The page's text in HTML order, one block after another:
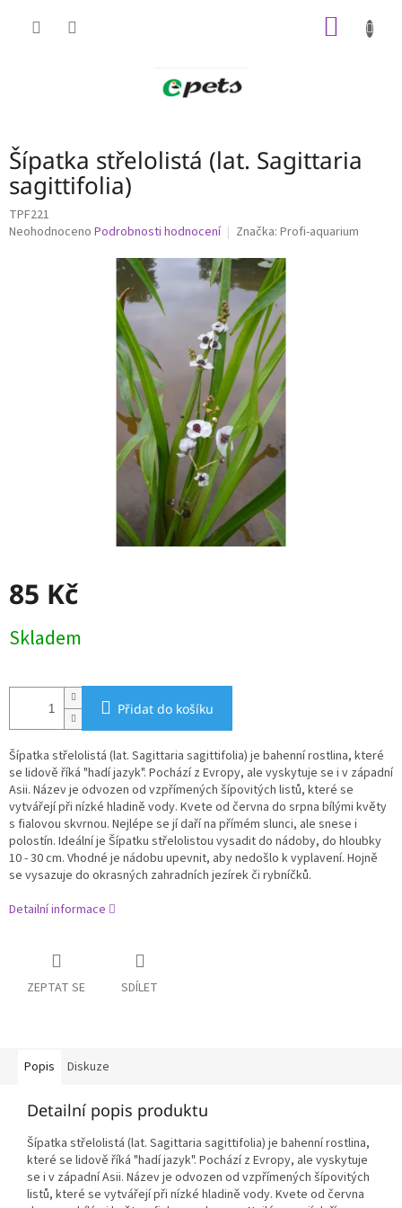
Šípatka střelolistá (lat. Sagittaria
sagittifolia)
TPF221
Průměrné
Neohodnoceno Podrobnosti hodnocení Značka: Profi-aquarium
85 Kč
cena:
Skladem
Přidat do košíku
Šípatka střelolistá (lat. Sagittaria sagittifolia) je bahenní rostlina, které
se lidově říká "hadí jazyk". Pochází z Evropy, ale vyskytuje se i v západní
Asii. Název je odvozen od vzpřímených šípovitých listů, které se
vytvářejí při nízké hladině vody. Kvete od června do srpna bílými květy
s fialovou skvrnou. Nejlépe se jí daří na přímém slunci, ale snese i
polostín. Ideální je Šípatku střelolistou vysadit do nádoby, do hloubky
10 - 30 cm. Vhodné je nádobu upevnit, aby nedošlo k vyplavení. Hojně
se vysazuje do okrasných zahradních jezírek či rybníčků.
Detailní informace
ZEPTAT SE SDÍLET
Popis Diskuze
Detailní popis produktu
Šípatka střelolistá (lat. Sagittaria sagittifolia) je bahenní rostlina,
které se lidově říká "hadí jazyk". Pochází z Evropy, ale vyskytuje
se i v západní Asii. Název je odvozen od vzpřímených šípovitých
listů, které se vytvářejí při nízké hladině vody. Kvete od června